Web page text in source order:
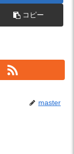
コピー
master